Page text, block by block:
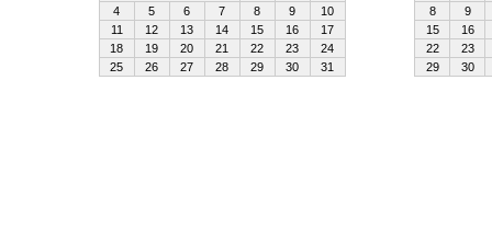
4
5 6 7 8 9
10
11
12 13 14 15 16
17
18
19 20 21 22 23
24
25
26 27 28 29 30 31
8
9
15
16
22
23
29
30